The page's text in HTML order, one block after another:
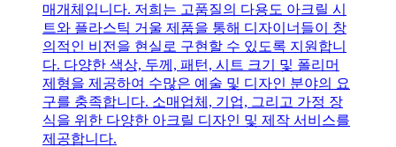
매개체입니다. 저희는 고품질의 다용도 아크릴 시
트와 플라스틱 거울 제품을 통해 디자이너들이 창
의적인 비전을 현실로 구현할 수 있도록 지원합니
다. 다양한 색상, 두께, 패턴, 시트 크기 및 폴리머
제형을 제공하여 수많은 예술 및 디자인 분야의 요
구를 충족합니다. 소매업체, 기업, 그리고 가정 장
식을 위한 다양한 아크릴 디자인 및 제작 서비스를
제공합니다.